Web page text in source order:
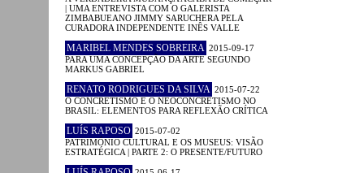
| UMA ENTREVISTA COM O GALERISTA
ZIMBABUEANO JIMMY SARUCHERA PELA
CURADORA INDEPENDENTE INÊS VALLE
MARIBEL MENDES SOBREIRA 2015-09-17
PARA UMA CONCEPÇÃO DA ARTE SEGUNDO
MARKUS GABRIEL
RENATO RODRIGUES DA SILVA 2015-07-22
O CONCRETISMO E O NEOCONCRETISMO NO
BRASIL: ELEMENTOS PARA REFLEXÃO CRÍTICA
LUÍS RAPOSO 2015-07-02
PATRIMÓNIO CULTURAL E OS MUSEUS: VISÃO
ESTRATÉGICA | PARTE 2: O PRESENTE/FUTURO